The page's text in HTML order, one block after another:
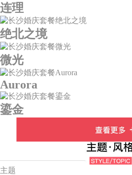
连理
绝北之境
微光
Aurora
鎏金
主题